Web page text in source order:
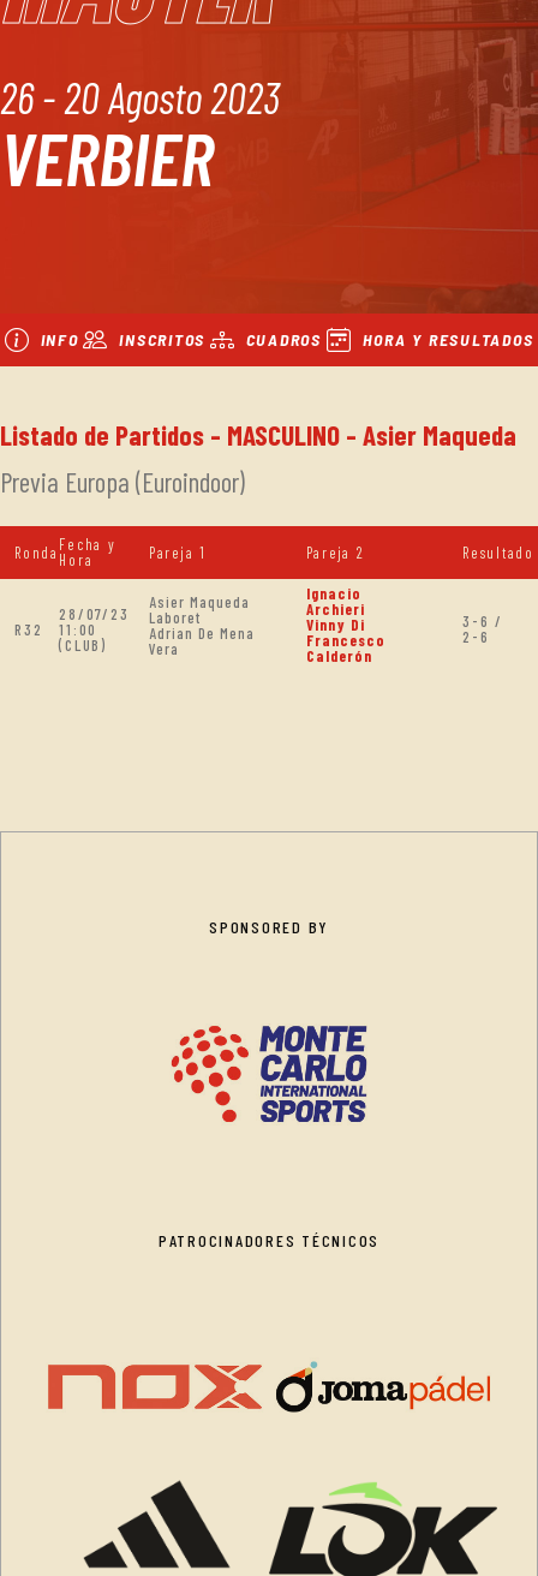
26 - 20 Agosto 2023
VERBIER
INFO INSCRITOS CUADROS HORA Y RESULTADOS
Listado de Partidos - MASCULINO - Asier Maqueda
Previa Europa (Euroindoor)
Ronda Fecha y
Hora
Pareja 1 Pareja 2 Resultado
R32
28/07/23
11:00
(CLUB)
Asier Maqueda
Laboret
Adrian De Mena
Vera
Ignacio
Archieri
Vinny Di
Francesco
Calderón
3-6 /
2-6
SPONSORED BY
PATROCINADORES TÉCNICOS